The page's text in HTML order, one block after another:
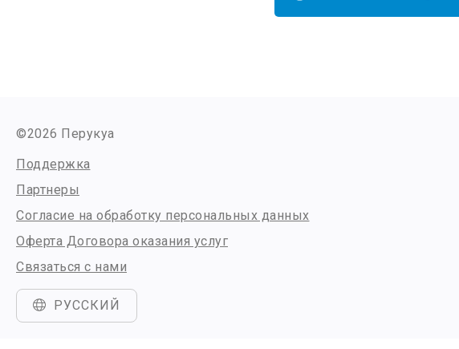
©2026 Перукуа
Поддержка
Партнеры
Согласие на обработку персональных данных
Оферта Договора оказания услуг
Связаться с нами
РУССКИЙ